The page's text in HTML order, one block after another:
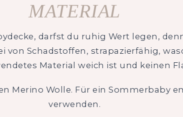
MATERIAL
darfst du ruhig Wert legen,
von Schadstoffen, strapazierfähig,
Material weich ist und keinen
Merino Wolle. Für ein Sommerbaby
verwenden.